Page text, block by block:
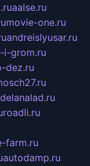
aalse.ru
movie-one.ru
andreislyusar.ru
i-grom.ru
dez.ru
delanalad.ru
roadli.ru
farm.ru
autodamp.ru